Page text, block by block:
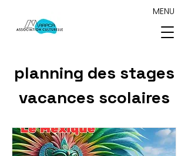
MENU
planning des stages
vacances scolaires